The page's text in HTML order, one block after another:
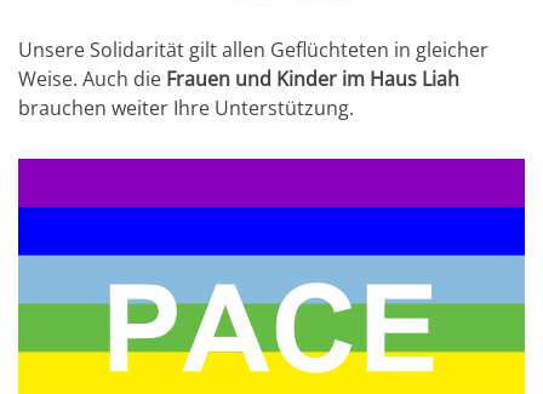
Unsere Solidarität gilt allen Geflüchteten in gleicher
Weise. Auch die Frauen und Kinder im Haus Liah
brauchen weiter Ihre Unterstützung.